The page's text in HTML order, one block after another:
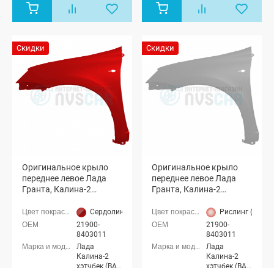
(ВАЗ 2191)
2190), Лада
Скидки
Оригинальное крыло
переднее левое Лада
Гранта, Калина-2
Сердолик (195 темно-красный)
21900-
8403011
Лада
Калина-2
хэтчбек (ВАЗ
Скидки
Оригинальное крыло
переднее левое Лада
Гранта, Калина-2
Рислинг (610
21900-
8403011
Лада
Калина-2
хэтчбек (ВАЗ